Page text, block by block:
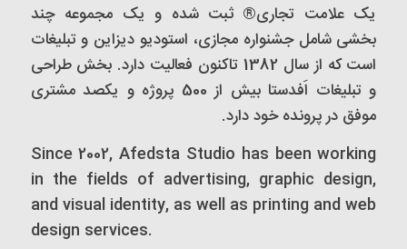
یک علامت تجاری® ثبت شده و یک مجموعه‌ چند
بخشی شامل جشنواره مجازی، استودیو دیزاین و تبلیغات
است که از سال 1382 تاکنون فعالیت دارد. بخش طراحی
و تبلیغات اَفدستا بیش از 500 پروژه و یکصد مشتری
موفق در پرونده خود دارد.
Since 2002, Afedsta Studio has been working
in the fields of advertising, graphic design,
and visual identity, as well as printing and web
design services.